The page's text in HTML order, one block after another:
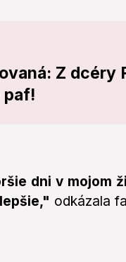
Z dcéry
paf!
dni v mojom
odkázala